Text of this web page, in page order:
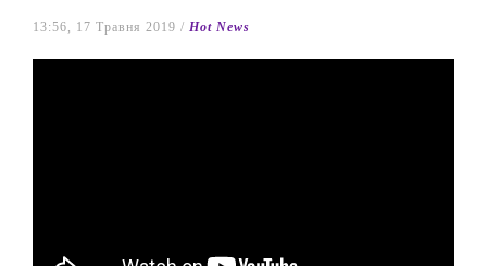
13:56, 17 Травня 2019 / Hot News